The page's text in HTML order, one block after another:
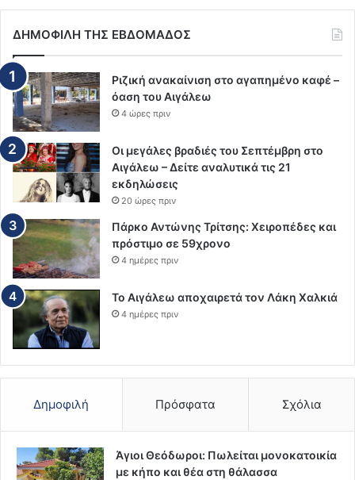
ΔΗΜΟΦΙΛΗ ΤΗΣ ΕΒΔΟΜΑΔΟΣ
Ριζική ανακαίνιση στο αγαπημένο καφέ –
όαση του Αιγάλεω
4 ώρες πριν
Οι μεγάλες βραδιές του Σεπτέμβρη στο
Αιγάλεω – Δείτε αναλυτικά τις 21
εκδηλώσεις
20 ώρες πριν
Πάρκο Αντώνης Τρίτσης: Χειροπέδες και
πρόστιμο σε 59χρονο
4 ημέρες πριν
Το Αιγάλεω αποχαιρετά τον Λάκη Χαλκιά
4 ημέρες πριν
Δημοφιλή Πρόσφατα Σχόλια
Άγιοι Θεόδωροι: Πωλείται μονοκατοικία
με κήπο και θέα στη θάλασσα